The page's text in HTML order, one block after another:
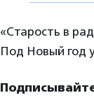
«Старость в
Под Новый год